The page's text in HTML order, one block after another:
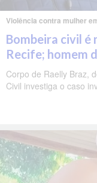
Violência contra mulher
Bombeira civil é
Recife; homem
Corpo de Raelly Braz,
Civil investiga o caso